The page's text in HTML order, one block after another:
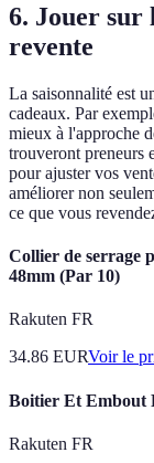
6. Jouer sur
revente
La saisonnalité est
cadeaux. Par
mieux à l'approche
trouveront preneurs
pour ajuster vos
améliorer non
ce que vous
Collier de serrage
48mm (Par 10)
Rakuten FR
34.86 EURVoir le
Boitier Et Embout
Rakuten FR